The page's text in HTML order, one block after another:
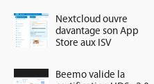
Nextcloud ouvre
davantage son App
Store aux ISV
Beemo valide la